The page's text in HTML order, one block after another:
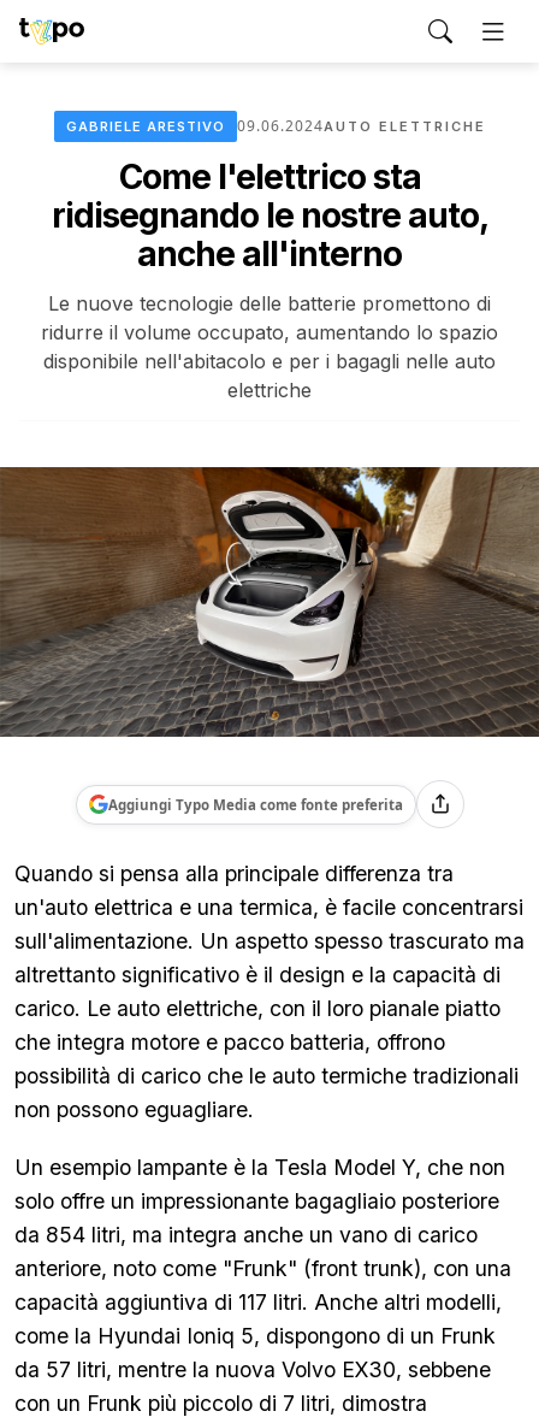
GABRIELE ARESTIVO 09.06.2024AUTO ELETTRICHE
Come l'elettrico sta
ridisegnando le nostre auto,
anche all'interno
Le nuove tecnologie delle batterie promettono di
ridurre il volume occupato, aumentando lo spazio
disponibile nell'abitacolo e per i bagagli nelle auto
elettriche
Aggiungi Typo Media come fonte preferita
Quando si pensa alla principale differenza tra
un'auto elettrica e una termica, è facile concentrarsi
sull'alimentazione. Un aspetto spesso trascurato ma
altrettanto significativo è il design e la capacità di
carico. Le auto elettriche, con il loro pianale piatto
che integra motore e pacco batteria, offrono
possibilità di carico che le auto termiche tradizionali
non possono eguagliare.
Un esempio lampante è la Tesla Model Y, che non
solo offre un impressionante bagagliaio posteriore
da 854 litri, ma integra anche un vano di carico
anteriore, noto come "Frunk" (front trunk), con una
capacità aggiuntiva di 117 litri. Anche altri modelli,
come la Hyundai Ioniq 5, dispongono di un Frunk
da 57 litri, mentre la nuova Volvo EX30, sebbene
con un Frunk più piccolo di 7 litri, dimostra